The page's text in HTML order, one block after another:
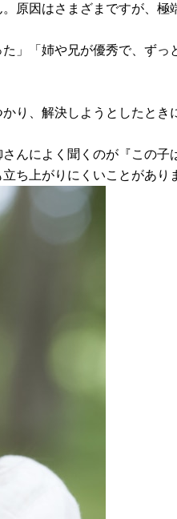
原因はさまざまですが、
」「姉や兄が優秀で、ず
り、解決しようとしたとき
んによく聞くのが『この
ち上がりにくいことがあ